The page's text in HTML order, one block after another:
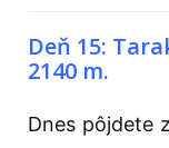
Deň 15:
2140 m.
Dnes pôjdete